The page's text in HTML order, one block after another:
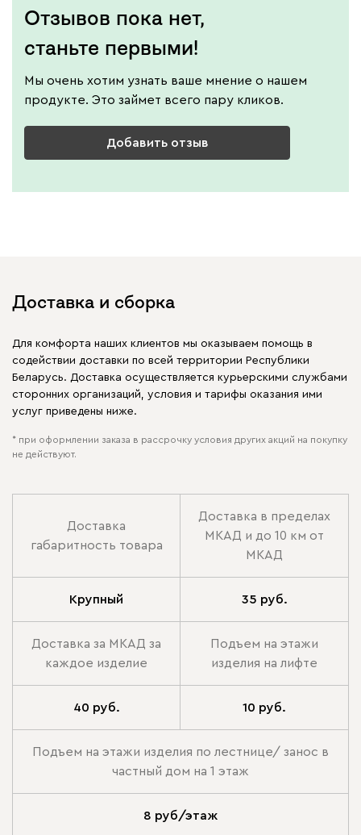
Отзывов пока нет,
станьте первыми!
Мы очень хотим узнать ваше мнение о нашем
продукте. Это займет всего пару кликов.
Добавить отзыв
Доставка и сборка
Для комфорта наших клиентов мы оказываем помощь в
содействии доставки по всей территории Республики
Беларусь. Доставка осуществляется курьерскими службами
сторонних организаций, условия и тарифы оказания ими
услуг приведены ниже.
* при оформлении заказа в рассрочку условия других акций на покупку
не действуют.
Доставка
габаритность товара
Доставка в пределах
МКАД и до 10 км от
МКАД
Крупный 35 руб.
Доставка за МКАД за
каждое изделие
Подъем на этажи
изделия на лифте
40 руб. 10 руб.
Подъем на этажи изделия по лестнице/ занос в
частный дом на 1 этаж
8 руб/этаж